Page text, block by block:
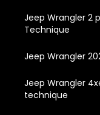
Jeep Wrangler 2
Technique
Jeep Wrangler
Jeep Wrangler
technique